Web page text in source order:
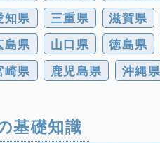
知県 三重県 滋賀県
島県 山口県 徳島県
崎県 鹿児島県 沖縄県
基礎知識